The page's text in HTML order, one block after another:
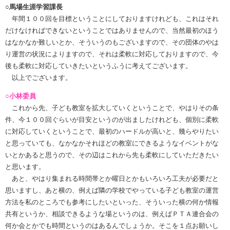
○馬場生涯学習課長
年間１００回を目標ということにしておりますけれども、これはそれ
だけなければできないということではありませんので、当然最初のほう
はなかなか難しいとか、そういうのもございますので、その団体のやは
り運営の状況によりますので、それは柔軟に対応しておりますので、今
後も柔軟に対応していきたいというふうに考えてございます。
以上でございます。
○小林委員
これから先、子ども教室を拡大していくということで、やはりその条
件、今１００回ぐらいが目安というのが出ましたけれども、個別に柔軟
に対応していくということで、最初のハードルが高いと、幾らやりたい
と思っていても、なかなかそれほどの教室にできるようなイベントがな
いとかあると思うので、その辺はこれから先も柔軟にしていただきたい
と思います。
あと、やはり集まれる時間帯とか曜日とかもいろいろ工夫が必要だと
思いますし、あと横の、例えば隣の学校でやっている子ども教室の運営
方法を私のところでも参考にしたいといった、そういった横の何か情報
共有というか、相談できるような場というのは、例えばＰＴＡ連合会の
何か会とかでも時間というのはあるんでしょうか。そこを１点お願いし